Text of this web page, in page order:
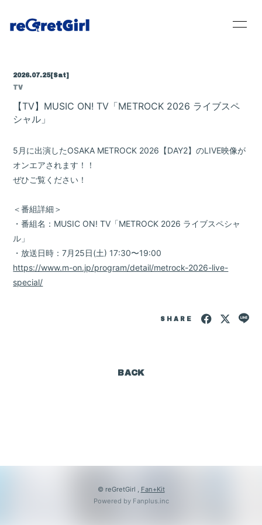
Home
Live / Schedule
Goods
ログイン
2026.07.25[Sat]
TV
【TV】MUSIC ON! TV「METROCK 2026 ライブスペ
シャル」
5月に出演したOSAKA METROCK 2026【DAY2】のLIVE映像が
オンエアされます！！
ぜひご覧ください！
＜番組詳細＞
・番組名：MUSIC ON! TV「METROCK 2026 ライブスペシャ
ル」
・放送日時：7月25日(土) 17:30〜19:00
https://www.m-on.jp/program/detail/metrock-2026-live-
special/
SHARE
BACK
© reGretGirl , Fan+Kit
Powered by Fanplus.inc